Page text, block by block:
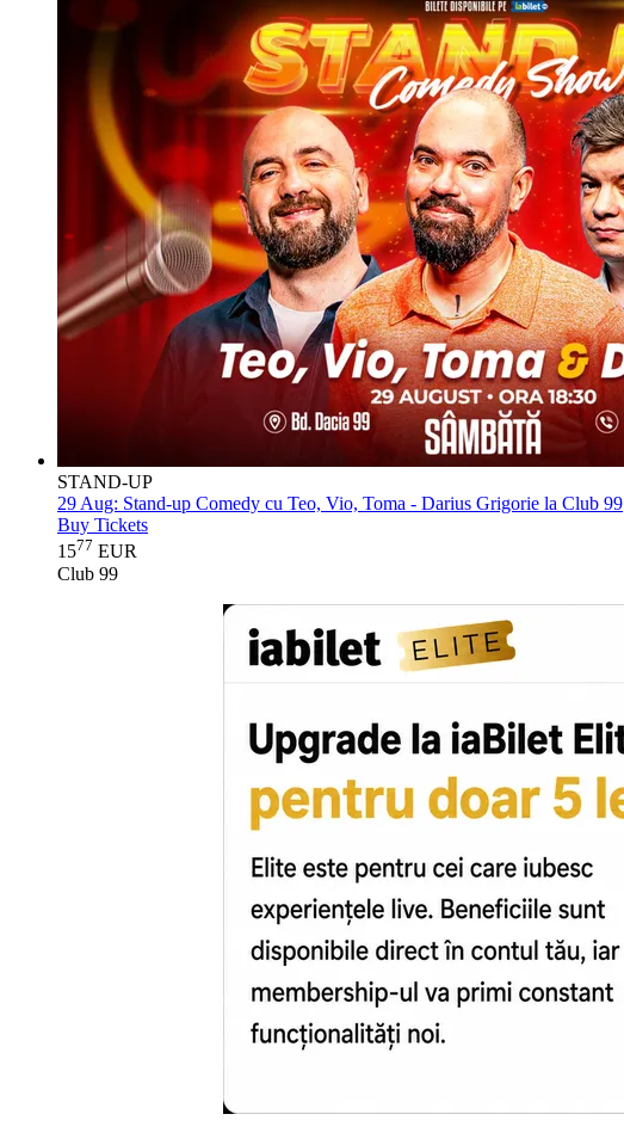
STAND-UP
29 Aug: Stand-up Comedy cu Teo, Vio, Toma - Darius Grigorie la Club 99
Buy Tickets
1577 EUR
Club 99